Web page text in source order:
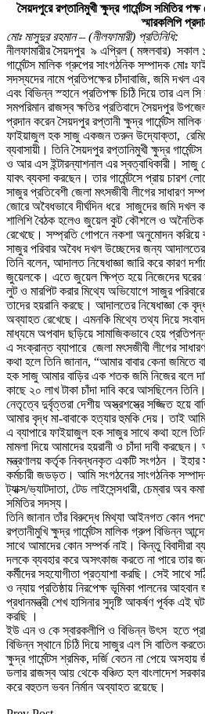
সৈয়দপুরে রপ্তানিমুখী ক্ষুদ্র গার্মেন্টস সমিতির
স্মারকলিপি
মোঃ মাসুদুর রহমান – (নীলফামারী) প্রতিনিধি:
নীলফামারীর সৈয়দপুর ৯ এপ্রিল ( মঙ্গলবার) সকাল
গার্মেন্টস মালিক গ্রুপের সাংগঠনিক সম্পাদক মোঃ
সদস্যদের নামে প্রতিপক্ষের চাঁদাবাজি, জমি দখল
এবং বিভিন্ন স্হানে প্রতিপক্ষ চিঠি দিয়ে তার এল
সমপরিমান রাজস্ব ক্ষতির প্রতিবাদে সৈয়দপুর
প্রদান করেন সৈয়দপুর রপ্তানী ক্ষুদ্র গার্মেন্টস
ফাইয়াজুল হক সাজু একজন তরুন উদ্যোক্তা,
ব্যবাসায়ী। তিনি সৈয়দপুর রপ্তানিমুখী ক্ষুদ্র
ও আর এস ইন্টারন্যাশনাল এর স্বত্বাধিকারী। সাজু
যাবৎ ব্যবসা করছেন। তার গার্মেন্টসে প্রায় চারশ
সাজুর প্রতিবেশী জেলা মৎসজীবী লীগের সাধারণ
জোরে অবৈধভাবে দীর্ঘদিন ধরে সাজুদের জমি দখল
শালিশি বৈঠক হলেও জুয়েল কুট কৌশলে ও অনৈতিক
রেখেছে। সম্প্রতি গোপনে নকশা অনুমোদন করিয়ে
সাজুর পরিবার অবৈধ দখল উচ্ছেদের জন্য
তিনি বলেন, আদালত নিষেধাজ্ঞা জারি করে কারণ
জুয়েলকে। এতে জুয়েল ক্ষিপ্ত হয়ে নিজেদের ঘরের
লুট ও মারপিট করার মিথ্যে অভিযোগে সাজুর
তাদের হয়রানি করছে। আদালতের নিষেধাজ্ঞা কে
অব্যাহত রেখেছে। এমনকি মিথ্যে তথ্য দিয়ে
মাধ্যমে অপবাদ ছড়িয়ে সামাজিকভাবে হেয়
এ সংক্রান্ত ব্যাপারে জেলা মৎসজীবী লীগের
কথা হলে তিনি জানান, “আমার বাবার কেনা জমিতে
হক সাজু আমার বাড়ির এক শতক জমি নিজের বলে
কাছে ২০ লাখ টাকা চাঁদা দাবি করে আসছিলেন
নেতৃত্বে দুর্বৃত্তরা দেশীয় অস্ত্রশস্ত্রে সজ্জিত হয়ে
আমার বৃদ্ধ মা-বাবাকে হত্যার হুমকি দেয়। তাই
এ ব্যাপারে ফাইয়াজুল হক সাজুর সাথে কথা হলে
মামলা দিয়ে আমাদের হয়রানী ও চাঁদা দাবী
মন্ত্রণালয় কর্তৃক নিবন্ধনকৃত একটি সংগঠন । ইহার
কর্মচারী জডড়ত। আমি সংগঠনের সাংগঠনিক
ট্যাক্স/ভ্যাটদাতা, টেড লাইসেন্সধারী, চেম্বার অব
সমিতির সদস্য।
তিনি জানান তাঁর বিরুদ্ধে মিথ্যা আইনগত কোন
রপ্তানীমুখি ক্ষুদ্র গার্মেন্টস মালিক গ্রুপ বিভিন্ন
সাথে আমাদের কোন সম্পর্ক নাই। কিন্তু বিবাদীরা
দলকে ব্যবহার করে অসৎকাজ করতে না পারে তার
কর্মীদের সহযোগীতা প্রত্যাশা করছি। সেই সাথে
ও ন্যায় প্রতিষ্ঠায় নিরপেক্ষ ভূমিকা পালনের আহবান
প্রধানমন্ত্রী শেখ হাসিনার সুদৃষ্টি আকর্ষণ পূর্বক এই
করছি ।
ইউ এন ও কে স্বারকলীপি ও বিভিন্ন উৎস হতে
বিভিন্ন স্থানে চিঠি দিয়ে সাজুর এল সি বাতিল
ক্ষুদ্র গার্মেন্টস শ্রমিক, দর্জি বেতন না পেয়ে
ডলার রাজস্ব আয় থেকে বঞ্চিত হল বাংলাদেশ
করে বহুতল ভবন নির্মান অব্যাহত রয়েছে।